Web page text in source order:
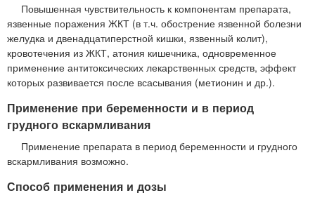
Повышенная чувствительность к компонентам препарата,
язвенные поражения ЖКТ (в т.ч. обострение язвенной болезни
желудка и двенадцатиперстной кишки, язвенный колит),
кровотечения из ЖКТ, атония кишечника, одновременное
применение антитоксических лекарственных средств, эффект
которых развивается после всасывания (метионин и др.).
Применение при беременности и в период
грудного вскармливания
Применение препарата в период беременности и грудного
вскармливания возможно.
Способ применения и дозы